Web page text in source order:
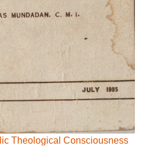
Theological Consciousness